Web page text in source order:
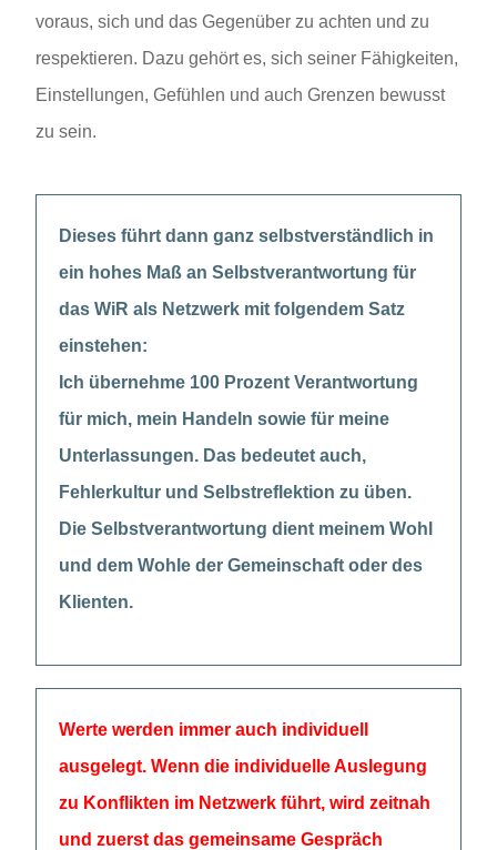
voraus, sich und das Gegenüber zu achten und zu
respektieren. Dazu gehört es, sich seiner Fähigkeiten,
Einstellungen, Gefühlen und auch Grenzen bewusst
zu sein.
Dieses führt dann ganz selbstverständlich in
ein hohes Maß an Selbstverantwortung für
das WiR als Netzwerk mit folgendem Satz
einstehen:
Ich übernehme 100 Prozent Verantwortung
für mich, mein Handeln sowie für meine
Unterlassungen. Das bedeutet auch,
Fehlerkultur und Selbstreflektion zu üben.
Die Selbstverantwortung dient meinem Wohl
und dem Wohle der Gemeinschaft oder des
Klienten.
Werte werden immer auch individuell
ausgelegt. Wenn die individuelle Auslegung
zu Konflikten im Netzwerk führt, wird zeitnah
und zuerst das gemeinsame Gespräch